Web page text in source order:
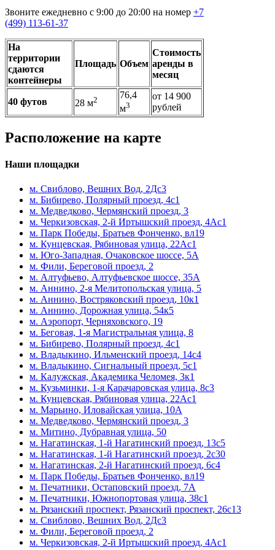
Звоните ежедневно с 9:00 до 20:00 на номер +7
(499) 113-61-37
На
территории
сдаются
контейнеры
Площадь Объем
Стоимость
аренды в
месяц
40 футов 28 м2
76,4
м3
от 14 900
рублей
Расположение на карте
Наши площадки
м. Свиблово, Вешних Вод, 2Дс3
м. Бибирево, Полярный проезд, 4с1
м. Медведково, Чермянский проезд, 3
м. Черкизовская, 2-й Иртышский проезд, 4Ас1
м. Парк Победы, Братьев Фонченко, вл19
м. Кунцевская, Рябиновая улица, 22Ас1
м. Юго-Западная, Очаковское шоссе, 5А
м. Фили, Береговой проезд, 2
м. Алтуфьево, Алтуфьевское шоссе, 35А
м. Аннино, 2-я Мелитопольская улица, 5
м. Аннино, Востряковский проезд, 10к1
м. Аннино, Дорожная улица, 54к5
м. Аэропорт, Черняховского, 19
м. Беговая, 1-я Магистральная улица, 8
м. Бибирево, Полярный проезд, 4с1
м. Владыкино, Ильменский проезд, 14с4
м. Владыкино, Сигнальный проезд, 5с1
м. Калужская, Академика Челомея, 3к1
м. Кузьминки, 1-я Карачаровская улица, 8с3
м. Кунцевская, Рябиновая улица, 22Ас1
м. Марьино, Иловайская улица, 10А
м. Медведково, Чермянский проезд, 3
м. Митино, Дубравная улица, 50
м. Нагатинская, 1-й Нагатинский проезд, 13с5
м. Нагатинская, 1-й Нагатинский проезд, 2с30
м. Нагатинская, 2-й Нагатинский проезд, 6с4
м. Парк Победы, Братьев Фонченко, вл19
м. Печатники, Остаповский проезд, 7А
м. Печатники, Южнопортовая улица, 38с1
м. Рязанский проспект, Рязанский проспект, 26с13
м. Свиблово, Вешних Вод, 2Дс3
м. Фили, Береговой проезд, 2
м. Черкизовская, 2-й Иртышский проезд, 4Ас1